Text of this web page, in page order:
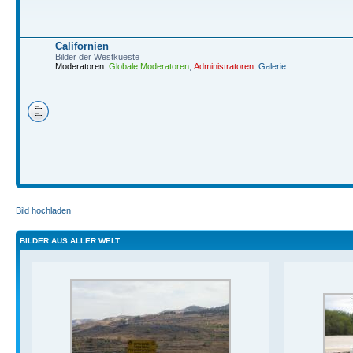
Californien
Bilder der Westkueste
Moderatoren: Globale Moderatoren Administratoren Galerie
Bild hochladen
BILDER AUS ALLER WELT